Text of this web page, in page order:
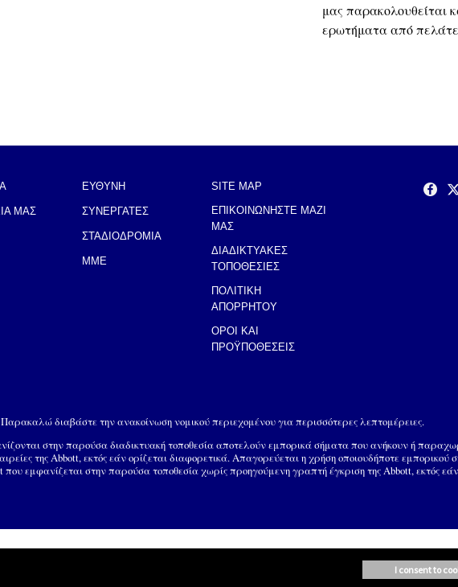
μας παρακολουθείται
ερωτήματα από
ΜΑΣ
ΕΥΘΥΝΗ
ΣΥΝΕΡΓΑΤΕΣ
ΣΤΑΔΙΟΔΡΟΜΙΑ
MME
SITE MAP
ΕΠΙΚΟΙΝΩΝΗΣΤΕ ΜΑΖΙ
ΜΑΣ
ΔΙΑΔΙΚΤΥΑΚΕΣ
ΤΟΠΟΘΕΣΙΕΣ
ΠΟΛΙΤΙΚΗ
ΑΠΟΡΡΗΤΟΥ
ΟΡΟΙ ΚΑΙ
ΠΡΟΫΠΟΘΕΣΕΙΣ
διαβάστε την ανακοίνωση νομικού περιεχομένου για περισσότερες λεπτομέρειες.
στην παρούσα διαδικτυακή τοποθεσία αποτελούν εμπορικά σήματα που ανήκουν ή
της Abbott, εκτός εάν ορίζεται διαφορετικά. Απαγορεύεται η χρήση οποιουδήποτε εμπορικού
εμφανίζεται στην παρούσα τοποθεσία χωρίς προηγούμενη γραπτή έγκριση της Abbott, εκτός
i consent to